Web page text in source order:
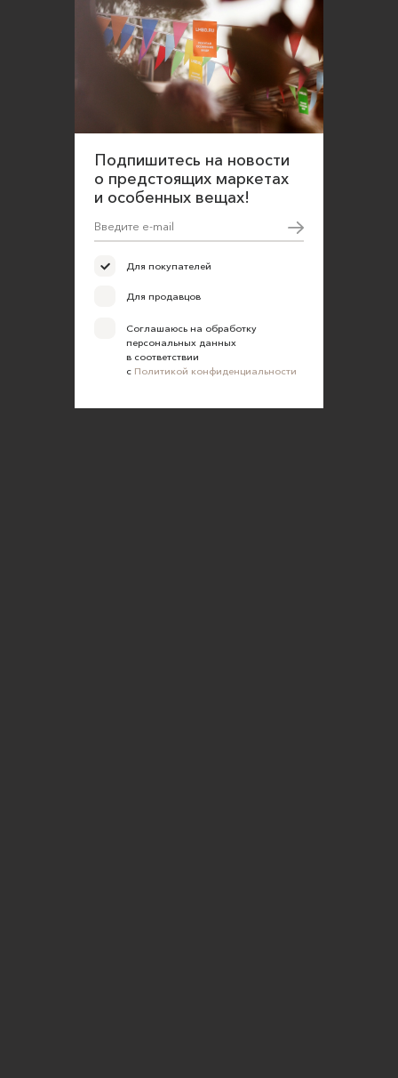
Подпишитесь на новости
о предстоящих маркетах
и особенных вещах!
Для покупателей
Для продавцов
Соглашаюсь на обработку
персональных данных
в соответствии
с Политикой конфиденциальности